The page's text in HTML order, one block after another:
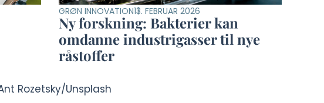
GRØN INNOVATION13. FEBRUAR 2026
Ny forskning: Bakterier kan
omdanne industrigasser til nye
råstoffer